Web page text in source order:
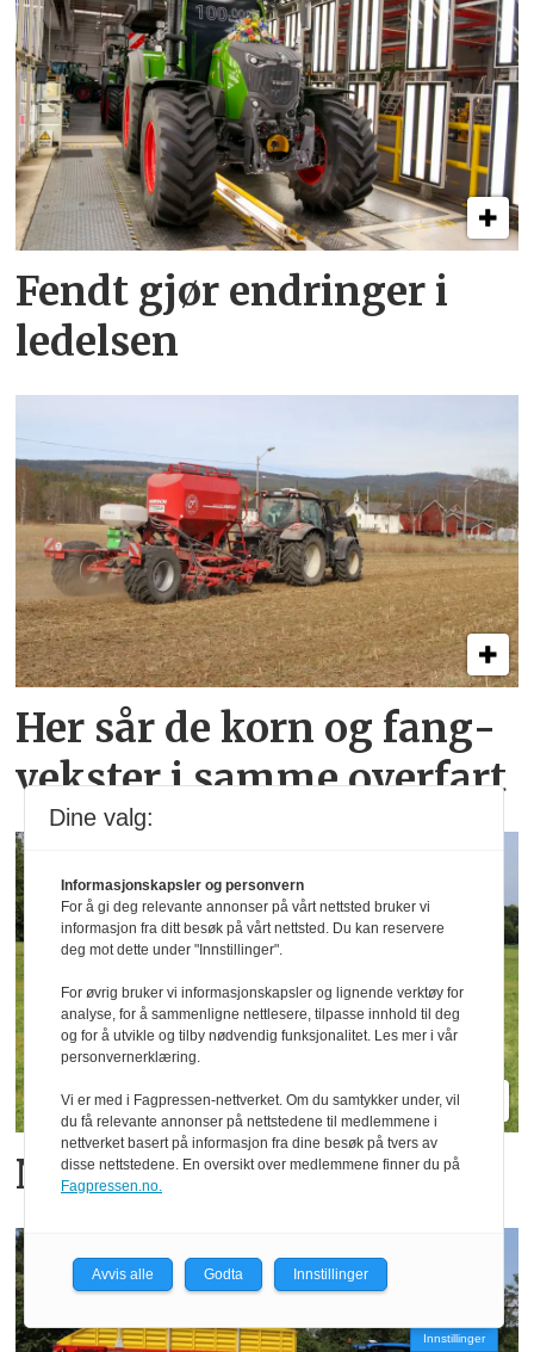
Fendt gjør endringer i
ledelsen
Her sår de korn og fang­
vekster i samme overfart
Novacat blir breiere
Innstillinger
Dine valg:
Informasjonskapsler og personvern
For å gi deg relevante annonser på vårt nettsted bruker vi
informasjon fra ditt besøk på vårt nettsted. Du kan reservere
deg mot dette under "Innstillinger".
For øvrig bruker vi informasjonskapsler og lignende verktøy for
analyse, for å sammenligne nettlesere, tilpasse innhold til deg
og for å utvikle og tilby nødvendig funksjonalitet. Les mer i vår
personvernerklæring.
Vi er med i Fagpressen-nettverket. Om du samtykker under, vil
du få relevante annonser på nettstedene til medlemmene i
nettverket basert på informasjon fra dine besøk på tvers av
disse nettstedene. En oversikt over medlemmene finner du på
Fagpressen.no.
Avvis alle Godta Innstillinger